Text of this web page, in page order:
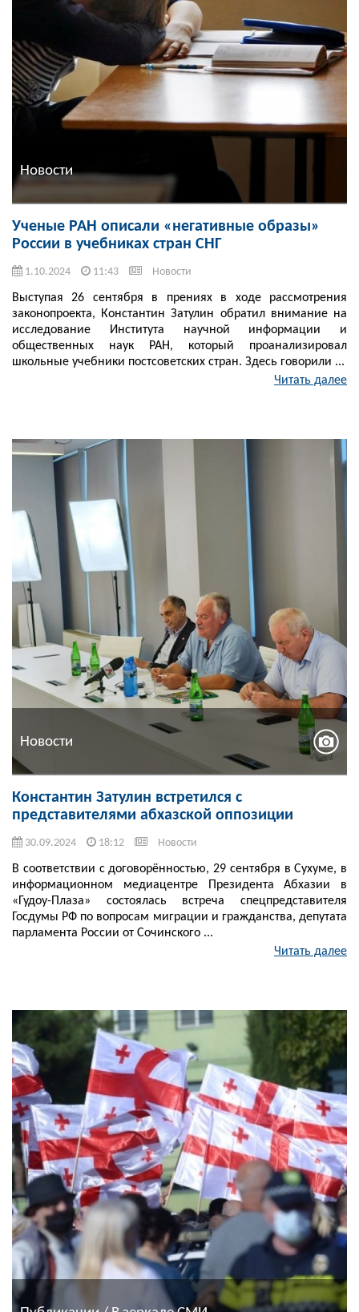
Новости
Ученые РАН описали «негативные образы»
России в учебниках стран СНГ
1.10.2024 11:43 Новости
Выступая 26 сентября в прениях в ходе рассмотрения
законопроекта, Константин Затулин обратил внимание на
исследование Института научной информации и
общественных наук РАН, который проанализировал
школьные учебники постсоветских стран. Здесь говорили ...
Читать далее
Новости
Константин Затулин встретился с
представителями абхазской оппозиции
30.09.2024 18:12 Новости
В соответствии с договорённостью, 29 сентября в Сухуме, в
информационном медиацентре Президента Абхазии в
«Гудоу-Плаза» состоялась встреча спецпредставителя
Госдумы РФ по вопросам миграции и гражданства, депутата
парламента России от Сочинского ...
Читать далее